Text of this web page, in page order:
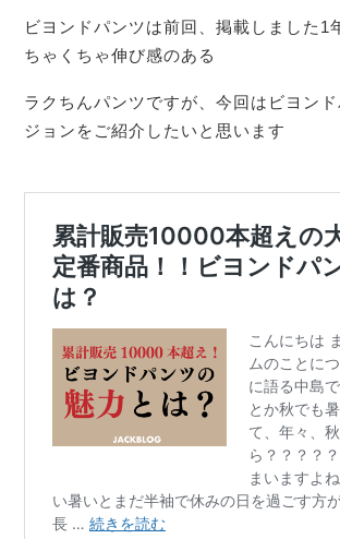
ビヨンドパンツは前回、掲載しました1
ちゃくちゃ伸び感のある
ラクちんパンツですが、今回はビヨン
ジョンをご紹介したいと思います